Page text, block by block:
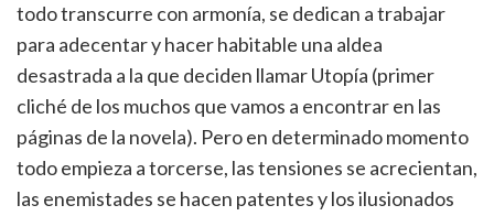
todo transcurre con armonía, se dedican a trabajar
para adecentar y hacer habitable una aldea
desastrada a la que deciden llamar Utopía (primer
cliché de los muchos que vamos a encontrar en las
páginas de la novela). Pero en determinado momento
todo empieza a torcerse, las tensiones se acrecientan,
las enemistades se hacen patentes y los ilusionados